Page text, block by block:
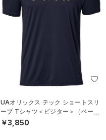
UAオリックス テック ショートスリ
ーブ Tシャツ＜ビジター＞（ベース
ボール/UNISEX）
￥3,850